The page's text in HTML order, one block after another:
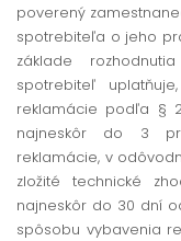
poverený
spotrebiteľa o jeho
základe
spotrebiteľ
reklamácie podľa §
najneskôr do 3
reklamácie, v
zložité technické
najneskôr do 30 dní
spôsobu vybavenia